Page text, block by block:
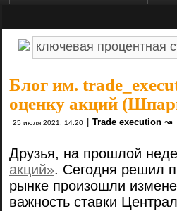
Блог им.
оценку акций
25 июля 2021, 14:20 Trade execution ↝
Друзья, на прошлой
акций». Сегодня решил
рынке произошли
важность ставки